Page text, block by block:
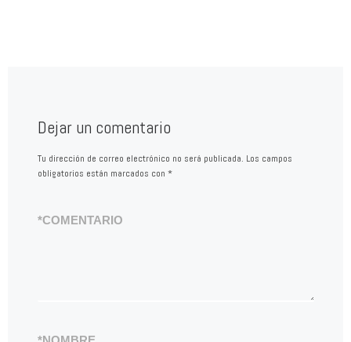
Dejar un comentario
Tu dirección de correo electrónico no será publicada. Los campos
obligatorios están marcados con *
COMENTARIO
*